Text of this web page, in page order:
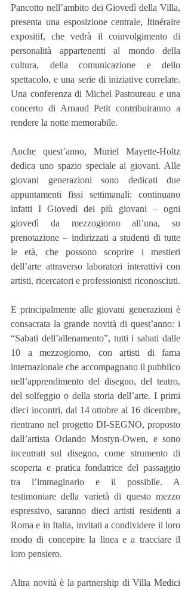
Pancotto nell’ambito dei Giovedì della Villa,
presenta una esposizione centrale, Itinéraire
expositif, che vedrà il coinvolgimento di
personalità appartenenti al mondo della
cultura, della comunicazione e dello
spettacolo, e una serie di iniziative correlate.
Una conferenza di Michel Pastoureau e una
concerto di Arnaud Petit contribuiranno a
rendere la notte memorabile.
Anche quest’anno, Muriel Mayette-Holtz
dedica uno spazio speciale ai giovani. Alle
giovani generazioni sono dedicati due
appuntamenti fissi settimanali: continuano
infatti I Giovedì dei più giovani – ogni
giovedì da mezzogiorno all’una, su
prenotazione – indirizzati a studenti di tutte
le età, che possono scoprire i mestieri
dell’arte attraverso laboratori interattivi con
artisti, ricercatori e professionisti riconosciuti.
E principalmente alle giovani generazioni è
consacrata la grande novità di quest’anno: i
“Sabati dell’allenamento”, tutti i sabati dalle
10 a mezzogiorno, con artisti di fama
internazionale che accompagnano il pubblico
nell’apprendimento del disegno, del teatro,
del solfeggio o della storia dell’arte. I primi
dieci incontri, dal 14 ottobre al 16 dicembre,
rientrano nel progetto DI-SEGNO, proposto
dall’artista Orlando Mostyn-Owen, e sono
incentrati sul disegno, come strumento di
scoperta e pratica fondatrice del passaggio
tra l’immaginario e il possibile. A
testimoniare della varietà di questo mezzo
espressivo, saranno dieci artisti residenti a
Roma e in Italia, invitati a condividere il loro
modo di concepire la linea e a tracciare il
loro pensiero.
Altra novità è la partnership di Villa Medici